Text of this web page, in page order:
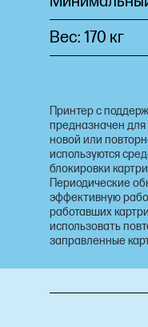
Вес: 170 кг
Принтер с
предназначен
новой или
используются
блокировки
Периодические
эффективную
работавших
использовать
заправленные